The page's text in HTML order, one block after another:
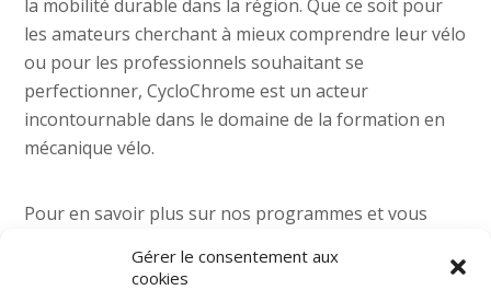
Gérer le consentement aux
cookies
la mobilité durable dans la région. Que ce soit pour
les amateurs cherchant à mieux comprendre leur vélo
ou pour les professionnels souhaitant se
perfectionner, CycloChrome est un acteur
incontournable dans le domaine de la formation en
mécanique vélo.
Pour en savoir plus sur nos programmes et vous
aux formations en mécanique vélo.